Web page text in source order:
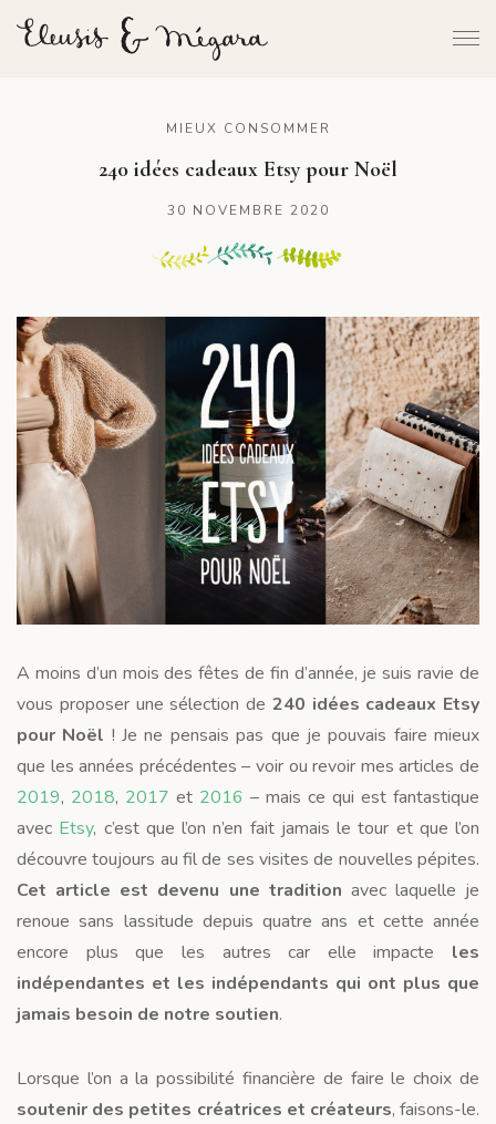
MIEUX CONSOMMER
240 idées cadeaux Etsy pour Noël
30 NOVEMBRE 2020
A moins d’un mois des fêtes de fin d’année, je suis ravie de
vous proposer une sélection de 240 idées cadeaux Etsy
pour Noël ! Je ne pensais pas que je pouvais faire mieux
que les années précédentes – voir ou revoir mes articles de
2019, 2018, 2017 et 2016 – mais ce qui est fantastique
avec Etsy, c’est que l’on n’en fait jamais le tour et que l’on
découvre toujours au fil de ses visites de nouvelles pépites.
Cet article est devenu une tradition avec laquelle je
renoue sans lassitude depuis quatre ans et cette année
encore plus que les autres car elle impacte les
indépendantes et les indépendants qui ont plus que
jamais besoin de notre soutien.
Lorsque l’on a la possibilité financière de faire le choix de
soutenir des petites créatrices et créateurs, faisons-le.